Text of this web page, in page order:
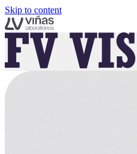
Skip to content